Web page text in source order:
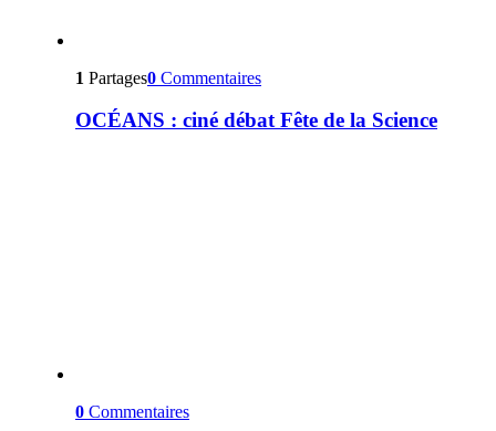
1 Partages0 Commentaires
OCÉANS : ciné débat Fête de la Science
0 Commentaires